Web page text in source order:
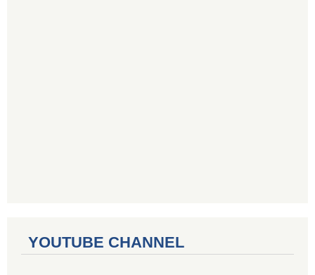
YOUTUBE CHANNEL